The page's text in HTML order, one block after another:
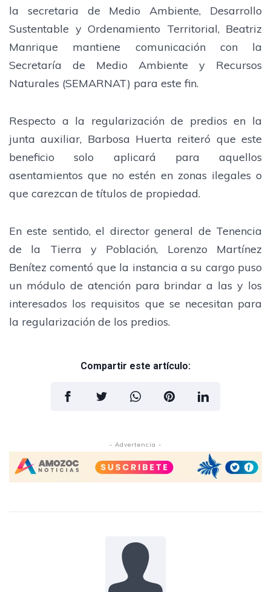
la secretaria de Medio Ambiente, Desarrollo
Sustentable y Ordenamiento Territorial, Beatriz
Manrique mantiene comunicación con la
Secretaría de Medio Ambiente y Recursos
Naturales (SEMARNAT) para este fin.
Respecto a la regularización de predios en la
junta auxiliar, Barbosa Huerta reiteró que este
beneficio solo aplicará para aquellos
asentamientos que no estén en zonas ilegales o
que carezcan de títulos de propiedad.
En este sentido, el director general de Tenencia
de la Tierra y Población, Lorenzo Martínez
Benítez comentó que la instancia a su cargo puso
un módulo de atención para brindar a las y los
interesados los requisitos que se necesitan para
la regularización de los predios.
Compartir este artículo:
- Advertencia -